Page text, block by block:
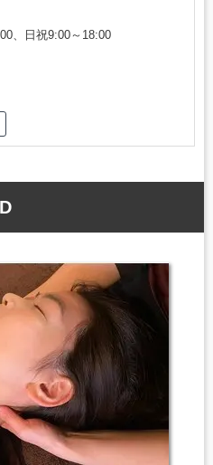
、日祝9:00～18:00